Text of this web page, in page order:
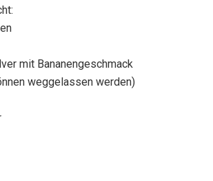
mit Bananengeschmack
weggelassen werden)